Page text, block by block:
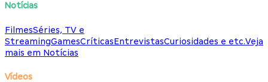
Notícias
FilmesSéries, TV e
StreamingGamesCríticasEntrevistasCuriosidades e etc.Veja
mais em Notícias
Vídeos